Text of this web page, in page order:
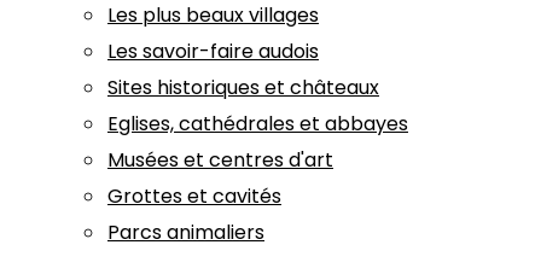
Les plus beaux villages
Les savoir-faire audois
Sites historiques et châteaux
Eglises, cathédrales et abbayes
Musées et centres d'art
Grottes et cavités
Parcs animaliers